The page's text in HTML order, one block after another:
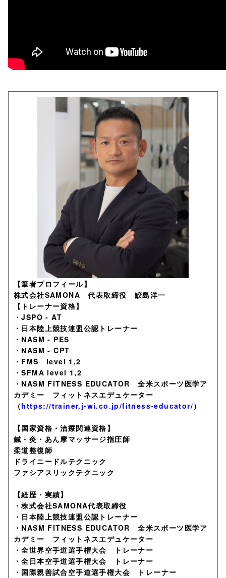
【筆者プロフィール】
株式会社SAMONA 代表取締役 鮫島洋一
【トレーナー資格】
・JSPO - AT
・日本陸上競技連盟公認トレーナー
・NASM - PES
・NASM - CPT
・FMS level 1,2
・SFMA level 1,2
・NASM FITNESS EDUCATOR 全米スポーツ医学ア
カデミー フィットネスエデュケーター
（https://trainer.j-wi.co.jp/fitness-educator/）
【国家資格・治療関連資格】
鍼・灸・あん摩マッサージ指圧師
柔道整復師
ドライニードルテクニック
ファシアスリックテクニック
【経歴・実績】
・株式会社SAMONA代表取締役
・日本陸上競技連盟公認トレーナー
・NASM FITNESS EDUCATOR 全米スポーツ医学ア
カデミー フィットネスエデュケーター
・全世界空手道選手権大会 トレーナー
・全日本空手道選手権大会 トレーナー
・国際親善試合空手道選手権大会 トレーナー